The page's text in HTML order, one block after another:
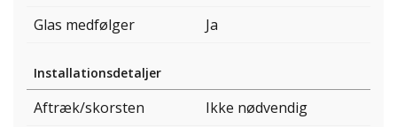
Glas medfølger
Ja
Installationsdetaljer
Aftræk/skorsten
Ikke nødvendig